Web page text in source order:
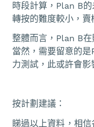
時段計算，Plan B
轉按的難度較小，賣
整體而言，Plan B在
當然，需要留意的
力測試，此或許會影
按計劃建議：
睇過以上資料，相